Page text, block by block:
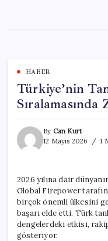
content
HABER
Türkiye’nin
Sıralamasında
By Can Kurt
12 Mayıs 2026
1
2026 yılına dair
Global Firepower
birçok önemli ülkesini
başarı elde etti. Türk
dengelerdeki etkisi,
gösteriyor.